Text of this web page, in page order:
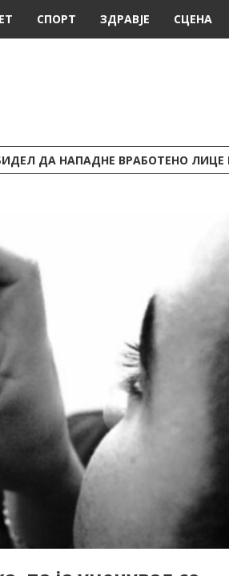
СПОРТ ЗДРАВЈЕ СЦЕНА
ДА НАПАДНЕ ВРАБОТЕНО ЛИЦЕ